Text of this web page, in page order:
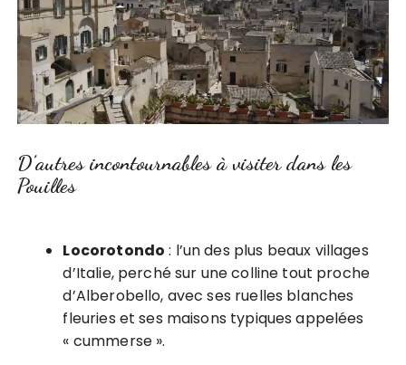
D’autres incontournables à visiter dans les
Pouilles
Locorotondo : l’un des plus beaux villages
d’Italie, perché sur une colline tout proche
d’Alberobello, avec ses ruelles blanches
fleuries et ses maisons typiques appelées
« cummerse ».